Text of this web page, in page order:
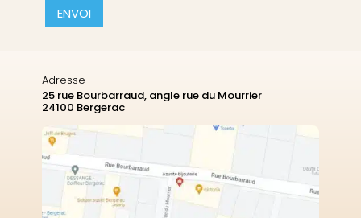
CAPTCHA
Adresse
25 rue Bourbarraud, angle rue du Mourrier
24100 Bergerac